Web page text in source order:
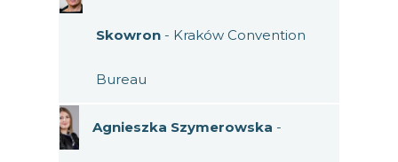
Skowron- Kraków Convention
Bureau
Agnieszka Szymerowska -